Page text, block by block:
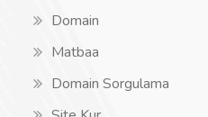
Domain
Matbaa
Domain Sorgulama